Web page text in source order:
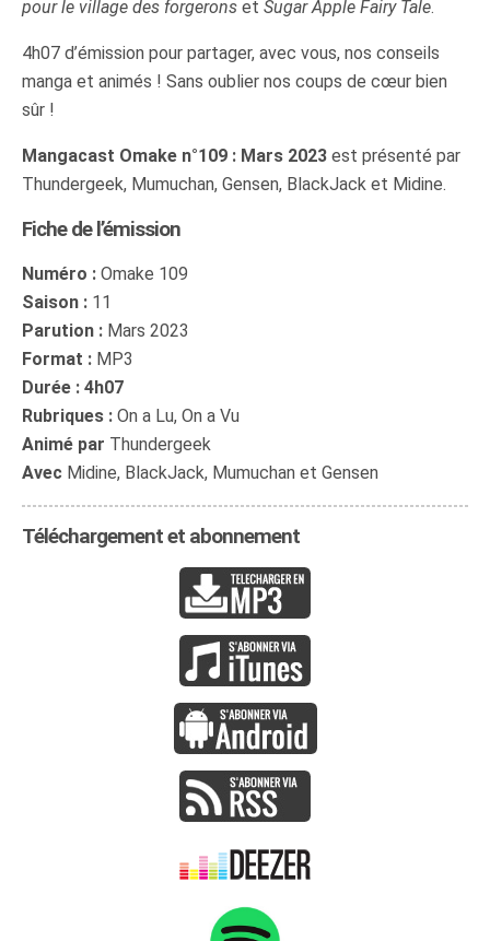
pour le village des forgerons et Sugar Apple Fairy Tale.
4h07 d’émission pour partager, avec vous, nos conseils
manga et animés ! Sans oublier nos coups de cœur bien
sûr !
Mangacast Omake n°109 : Mars 2023 est présenté par
Thundergeek, Mumuchan, Gensen, BlackJack et Midine.
Fiche de l’émission
Numéro : Omake 109
Saison : 11
Parution : Mars 2023
Format : MP3
Durée : 4h07
Rubriques : On a Lu, On a Vu
Animé par Thundergeek
Avec Midine, BlackJack, Mumuchan et Gensen
Téléchargement et abonnement